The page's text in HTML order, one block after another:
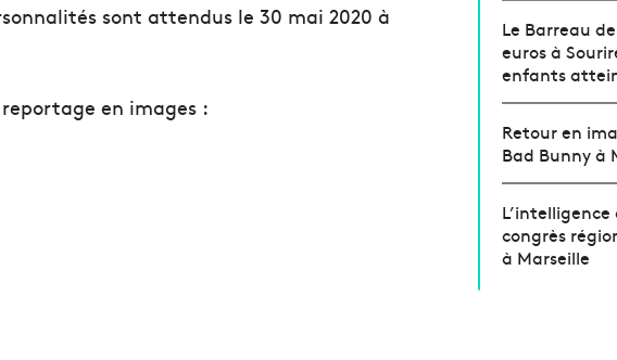
sont attendus le 30 mai 2020 à
en images :
Le Barreau
euros à
enfants
Retour en
Bad Bunny à
congrès
à Marseille